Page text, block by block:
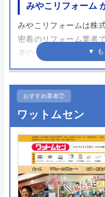
みやこリフォーム
みやこリフォームは株
密着のリフォーム業者
者のため低価格で住宅
またその顧客である水
す。提案から引き渡し
めコミュニケーション
してリフォームを進め
日曜・祝日は定休日と
すぐに予定が埋まって
望する場合は早めに問
おすすめ業者⑦
ワットムセン